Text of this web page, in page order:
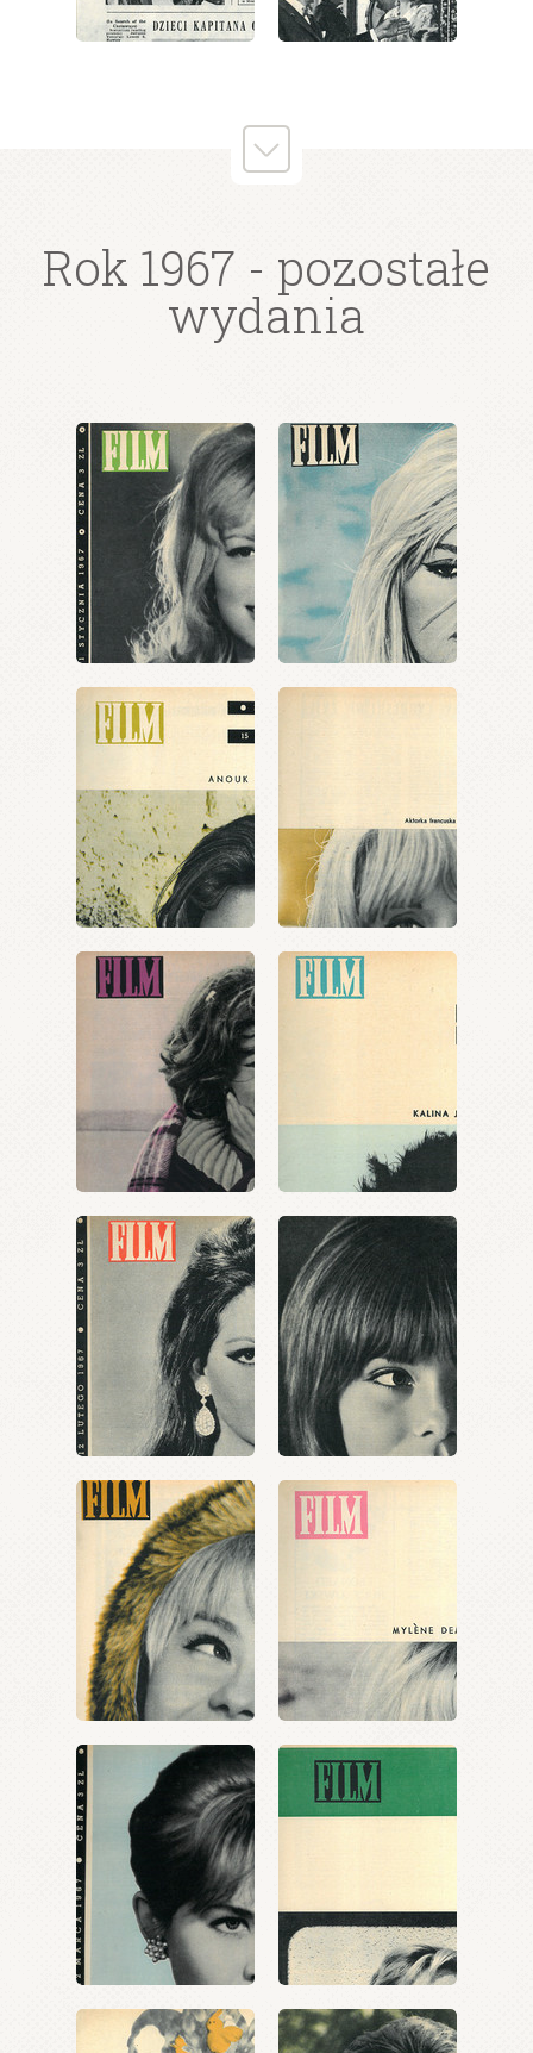
wydanie: 43/1967 wydanie: 43/1967
wydanie: 43/1967 wydanie: 43/1967
Rok 1967 - pozostałe
wydania